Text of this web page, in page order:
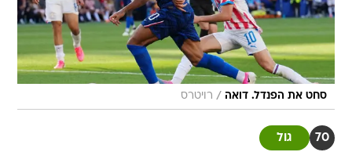
סחט את הפנדל. דואה / רויטרס
70 גול